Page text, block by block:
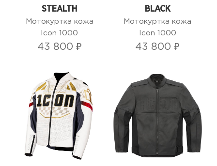
STEALTH
Мотокуртка кожа
Icon 1000
43 800 ₽
BLACK
Мотокуртка кожа
Icon 1000
43 800 ₽